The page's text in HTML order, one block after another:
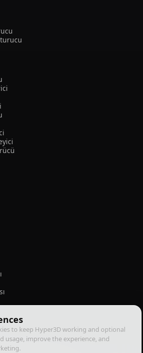
to keep Hyper3D working and optional
usage, improve the experience, and